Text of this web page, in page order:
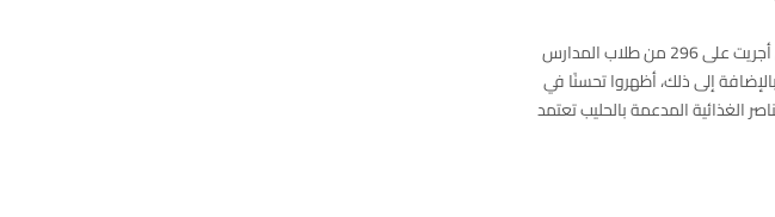
بالإضافة إلى ذلك، قد يحسن الحليب المدعم وظائف المخ لدى الأطفال الأكبر سنًا. في إحدى الدراسات التي أجريت على 296 من طلاب المدارس
إلى ذلك، أظهروا تحسنًا في
الغذائية المدعمة بالحليب تعتمد